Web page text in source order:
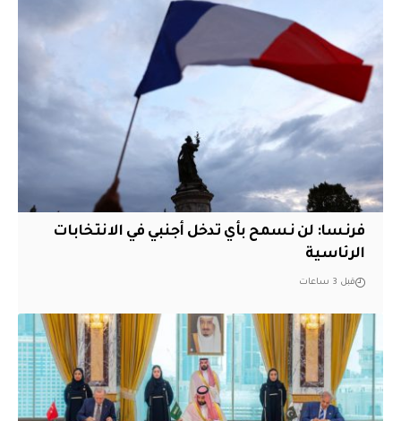
فرنسا: لن نسمح بأي تدخل أجنبي في الانتخابات
الرئاسية
قبل 3 ساعات